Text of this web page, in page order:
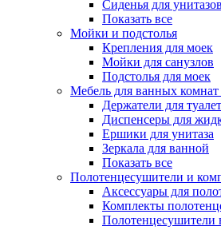
Сиденья для унитазов
Показать все
Мойки и подстолья
Крепления для моек
Мойки для санузлов
Подстолья для моек
Мебель для ванных комнат
Держатели для
Диспенсеры для
Ершики для унитаза
Зеркала для ванной
Показать все
Полотенцесушители и
Аксессуары для
Комплекты
Полотенцесушители